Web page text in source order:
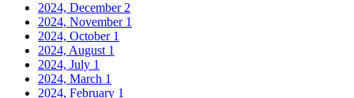
2024, December 2
2024, November 1
2024, October 1
2024, August 1
2024, July 1
2024, March 1
2024, February 1